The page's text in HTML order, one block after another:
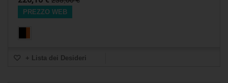
PREZZO WEB
+ Lista dei Desideri